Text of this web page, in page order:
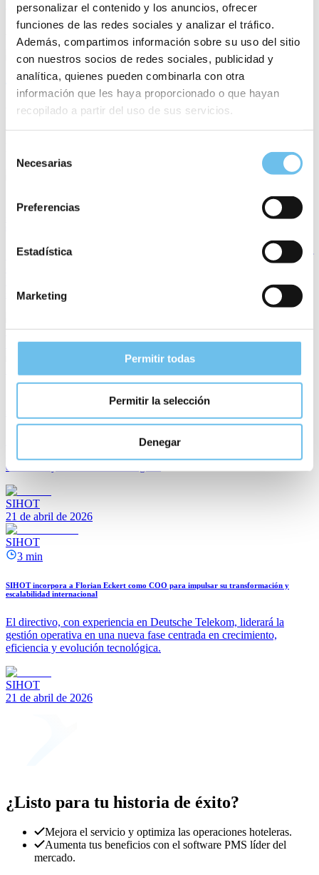
personalizar el contenido y los anuncios, ofrecer
funciones de las redes sociales y analizar el tráfico.
Además, compartimos información sobre su uso del sitio
con nuestros socios de redes sociales, publicidad y
analítica, quienes pueden combinarla con otra
información que les haya proporcionado o que hayan
recopilado a partir del uso de sus servicios.
Necesarias
Preferencias
Estadística
Marketing
Permitir todas
Permitir la selección
Denegar
Compartir artículo
Para consultas de prensa, utilice la siguiente dirección de correo
electrónico: press@sihot.com
SIHOT incorpora los “Días Verdes” a su PMS para impulsar una gestión hotelera más
La nueva funcionalidad permite a los hoteles gestionar y documentar
sostenibilidad y optimizando la operativa del departamento de pisos.
SIHOT
7 de julio de 2026
3 min
El directivo, con experiencia en Deutsche Telekom, liderará la
eficiencia y evolución tecnológica.
SIHOT
21 de abril de 2026
SIHOT
3 min
SIHOT incorpora a Florian Eckert como COO para impulsar su transformación y
escalabilidad internacional
El directivo, con experiencia en Deutsche Telekom, liderará la
gestión operativa en una nueva fase centrada en crecimiento,
eficiencia y evolución tecnológica.
SIHOT
21 de abril de 2026
¿Listo para tu historia de éxito?
Mejora el servicio y optimiza las operaciones hoteleras.
Aumenta tus beneficios con el software PMS líder del
mercado.